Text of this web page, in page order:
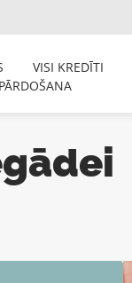
VISI KREDĪTI